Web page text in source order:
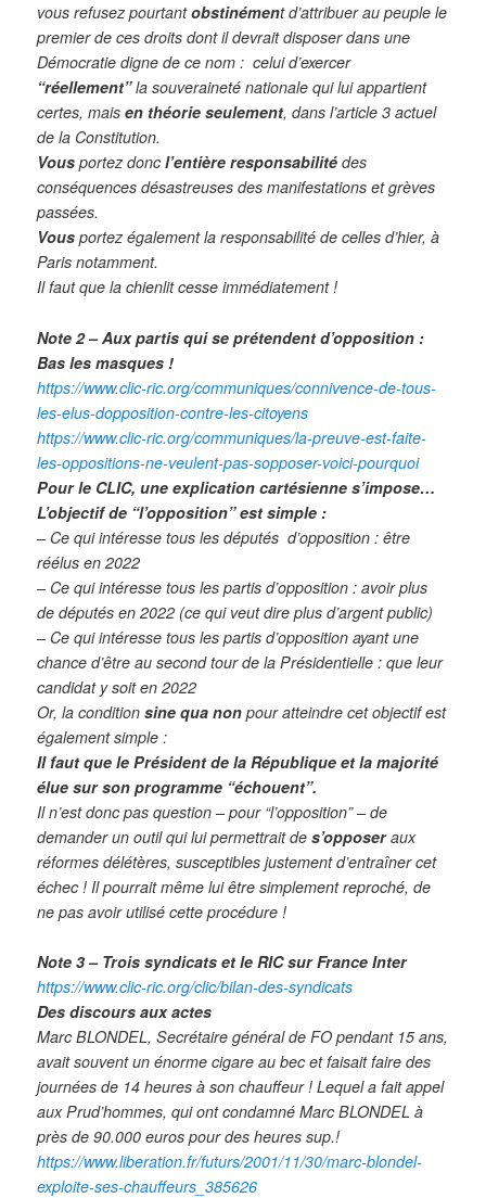
vous refusez pourtantobstinément d’attribuer au peuple le
premier de ces droits dont il devrait disposer dans une
Démocratie digne de ce nom : celui d’exercer
“réellement”la souveraineté nationale qui lui appartient
certes, maisen théorie seulement, dans l’article 3 actuel
de la Constitution.
Vous portez doncl’entière responsabilité des
conséquences désastreuses des manifestations et grèves
passées.
Vous portez également la responsabilité de celles d’hier, à
Paris notamment.
Il faut que la chienlit cesse immédiatement !
Note 2 – Aux partis qui se prétendent d’opposition :
Bas les masques !
https://www.clic-ric.org/communiques/connivence-de-tous-
les-elus-dopposition-contre-les-citoyens
https://www.clic-ric.org/communiques/la-preuve-est-faite-
les-oppositions-ne-veulent-pas-sopposer-voici-pourquoi
Pour le CLIC, une explication cartésienne s’impose…
L’objectif de “l’opposition” est simple :
– Ce qui intéresse tous les députés d’opposition : être
réélus en 2022
– Ce qui intéresse tous les partis d’opposition : avoir plus
de députés en 2022 (ce qui veut dire plus d’argent public)
– Ce qui intéresse tous les partis d’opposition ayant une
chance d’être au second tour de la Présidentielle : que leur
candidat y soit en 2022
Or, la conditionsine qua non pour atteindre cet objectif est
également simple :
Il faut que le Président de la République et la majorité
élue sur son programme “échouent”.
Il n’est donc pas question – pour “l’opposition” – de
demander un outil qui lui permettrait des’opposeraux
réformes délétères, susceptibles justement d’entraîner cet
échec ! Il pourrait même lui être simplement reproché, de
ne pas avoir utilisé cette procédure !
Note 3 – Trois syndicats et le RIC sur France Inter
https://www.clic-ric.org/clic/bilan-des-syndicats
Des discours aux actes
Marc BLONDEL, Secrétaire général de FO pendant 15 ans,
avait souvent un énorme cigare au bec et faisait faire des
journées de 14 heures à son chauffeur ! Lequel a fait appel
aux Prud’hommes, qui ont condamné Marc BLONDEL à
près de 90.000 euros pour des heures sup.!
https://www.liberation.fr/futurs/2001/11/30/marc-blondel-
exploite-ses-chauffeurs_385626